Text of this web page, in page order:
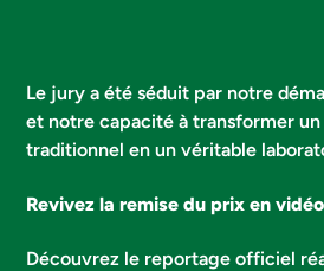
Le jury a été séduit par notre
et notre capacité à transformer
traditionnel en un véritable
Revivez la remise du prix en vidéo
Découvrez le reportage officiel